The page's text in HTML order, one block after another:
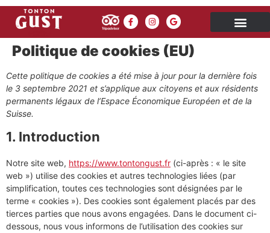
Politique de cookies (EU)
Cette politique de cookies a été mise à jour pour la dernière fois
le 3 septembre 2021 et s’applique aux citoyens et aux résidents
permanents légaux de l’Espace Économique Européen et de la
Suisse.
1. Introduction
Notre site web, https://www.tontongust.fr (ci-après : « le site
web ») utilise des cookies et autres technologies liées (par
simplification, toutes ces technologies sont désignées par le
terme « cookies »). Des cookies sont également placés par des
tierces parties que nous avons engagées. Dans le document ci-
dessous, nous vous informons de l’utilisation des cookies sur